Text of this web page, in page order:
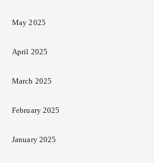
May 2025
April 2025
March 2025
February 2025
January 2025